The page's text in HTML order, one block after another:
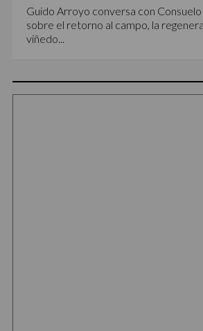
Guido Arroyo conversa con
sobre el retorno al campo, la
viñedo...